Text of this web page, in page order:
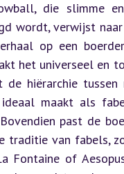
die slimme
wordt, verwijst naar
op een
het universeel en
de hiërarchie tussen
maakt als
past de
traditie van fabels,
Fontaine of